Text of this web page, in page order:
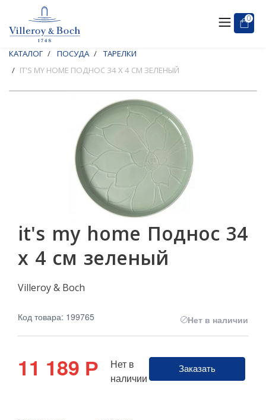
0
КАТАЛОГ ПОСУДА
ТАРЕЛКИ
IT'S MY HOME ПОДНОС 34 Х 4 СМ ЗЕЛЕНЫЙ
it's my home Поднос 34
х 4 см зеленый
Villeroy & Boch
Код товара: 199765 Нет в наличии
11 189 Р
Нет в
наличии
Заказать